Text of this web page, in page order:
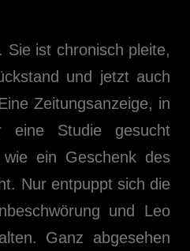
Sie ist chronisch pleite,
und jetzt auch
Zeitungsanzeige, in
eine Studie gesucht
ein Geschenk des
Nur entpuppt sich die
und Leo
Ganz abgesehen